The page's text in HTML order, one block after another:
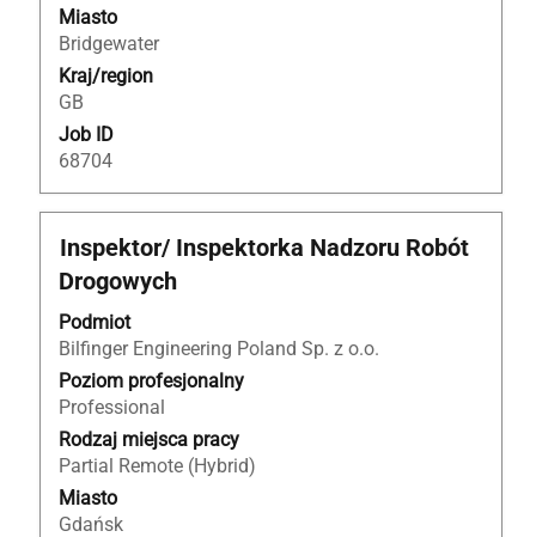
Miasto
Bridgewater
Kraj/region
GB
Job ID
68704
danych
oferty
pracy.
Tytuł
Inspektor/ Inspektorka Nadzoru Robót
Drogowych
Podmiot
Bilfinger Engineering Poland Sp. z o.o.
Poziom profesjonalny
Professional
Rodzaj miejsca pracy
Partial Remote (Hybrid)
Miasto
Gdańsk
Zaznacz
za
pomocą
spacji,
aby
wyświetlić
pełną
treść
danych
oferty
pracy.